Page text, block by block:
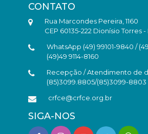
CONTATO
Rua Marcondes Pereira, 1160
CEP 60135-222 Dionísio Torres
WhatsApp (49) 99101-9840 /
(49)49 9114-8160
Recepção / Atendimento de
(85)3099.8805/(85)3099-8803
crfce@crfce.org.br
SIGA-NOS